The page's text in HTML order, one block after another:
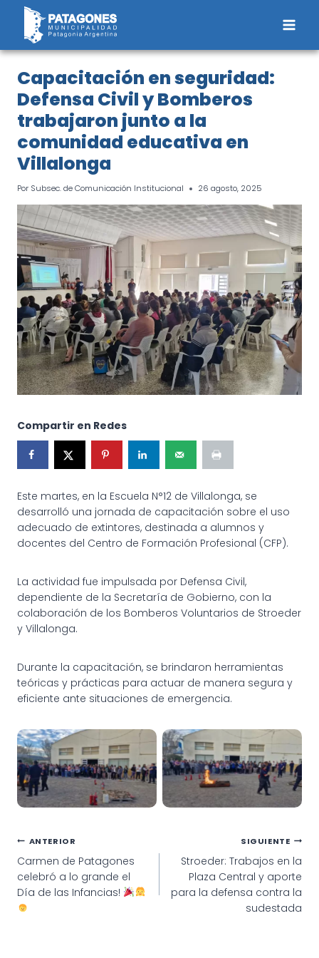
Saltar
contenido
Capacitación en seguridad:
Defensa Civil y Bomberos
trabajaron junto a la
comunidad educativa en
Villalonga
Por Subsec. de Comunicación Institucional 26 agosto, 2025
Compartir en Redes
Este martes, en la Escuela N°12 de Villalonga, se
desarrolló una jornada de capacitación sobre el uso
adecuado de extintores, destinada a alumnos y
docentes del Centro de Formación Profesional (CFP).
La actividad fue impulsada por Defensa Civil,
dependiente de la Secretaría de Gobierno, con la
colaboración de los Bomberos Voluntarios de Stroeder
y Villalonga.
Durante la capacitación, se brindaron herramientas
teóricas y prácticas para actuar de manera segura y
eficiente ante situaciones de emergencia.
Capacitación en
seguridad
Capacitación en
seguridad
Navegación
de
entradas
ANTERIOR
Carmen de Patagones
celebró a lo grande el
Día de las Infancias!
SIGUIENTE
Stroeder: Trabajos en la
Plaza Central y aporte
para la defensa contra la
sudestada